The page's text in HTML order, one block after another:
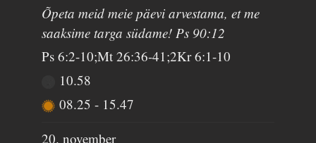
Õpeta meid meie päevi arvestama, et me
saaksime targa südame! Ps 90:12
Ps 6:2-10;Mt 26:36-41;2Kr 6:1-10
10.58
08.25- 15.47
20. november